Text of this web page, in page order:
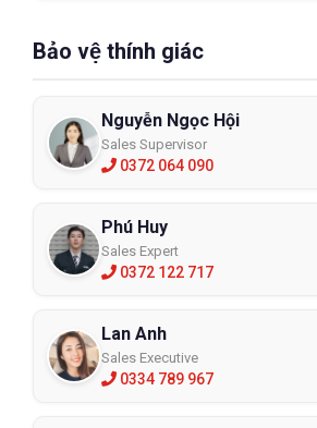
Bảo vệ thính giác
Nguyễn Ngọc Hội
Sales Supervisor
0372 064 090
Phú Huy
Sales Expert
0372 122 717
Lan Anh
Sales Executive
0334 789 967